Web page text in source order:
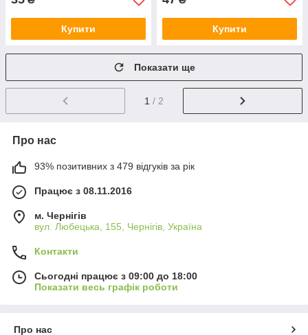
Купити Купити
Показати ще
1 / 2
Про нас
93% позитивних з 479 відгуків за рік
Працює з 08.11.2016
м. Чернігів
вул. Любецька, 155, Чернігів, Україна
Контакти
Сьогодні працює з 09:00 до 18:00
Показати весь графік роботи
Про нас